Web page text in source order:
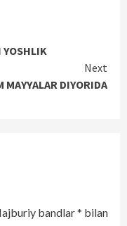
YOSHLIK
Next
MAYYALAR DIYORIDA
bandlar* bilan